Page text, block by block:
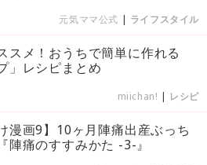
元気ママ公式 | ライフスタイル
スメ！おうちで簡単に作れる
」レシピまとめ
miichan! | レシピ
漫画9】10ヶ月陣痛出産ぶっち
陣痛のすすみかた -3-』